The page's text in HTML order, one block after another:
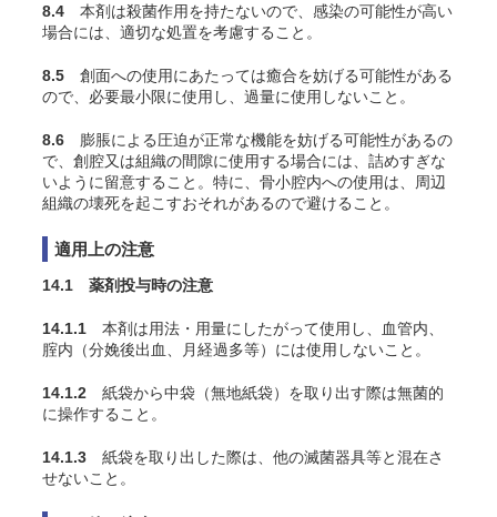
8.4 本剤は殺菌作用を持たないので、感染の可能性が高い
場合には、適切な処置を考慮すること。
8.5 創面への使用にあたっては癒合を妨げる可能性がある
ので、必要最小限に使用し、過量に使用しないこと。
8.6 膨脹による圧迫が正常な機能を妨げる可能性があるの
で、創腔又は組織の間隙に使用する場合には、詰めすぎな
いように留意すること。特に、骨小腔内への使用は、周辺
組織の壊死を起こすおそれがあるので避けること。
適用上の注意
14.1 薬剤投与時の注意
14.1.1 本剤は用法・用量にしたがって使用し、血管内、
腟内（分娩後出血、月経過多等）には使用しないこと。
14.1.2 紙袋から中袋（無地紙袋）を取り出す際は無菌的
に操作すること。
14.1.3 紙袋を取り出した際は、他の滅菌器具等と混在さ
せないこと。